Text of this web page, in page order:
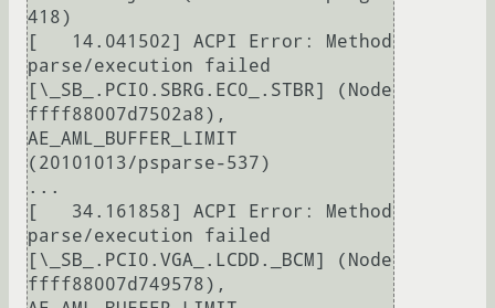
418)
[   14.041502] ACPI Error: Method
parse/execution failed
[\_SB_.PCI0.SBRG.EC0_.STBR] (Node
ffff88007d7502a8),
AE_AML_BUFFER_LIMIT
(20101013/psparse-537)
...
[   34.161858] ACPI Error: Method
parse/execution failed
[\_SB_.PCI0.VGA_.LCDD._BCM] (Node
ffff88007d749578),